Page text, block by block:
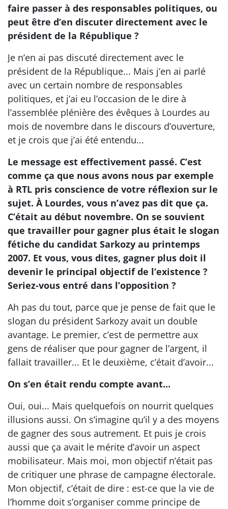
faire passer à des responsables politiques, ou
peut être d’en discuter directement avec le
président de la République ?
Je n’en ai pas discuté directement avec le
président de la République... Mais j’en ai parlé
avec un certain nombre de responsables
politiques, et j’ai eu l’occasion de le dire à
l’assemblée plénière des évêques à Lourdes au
mois de novembre dans le discours d’ouverture,
et je crois que j’ai été entendu...
Le message est effectivement passé. C’est
comme ça que nous avons nous par exemple
à RTL pris conscience de votre réflexion sur le
sujet. À Lourdes, vous n’avez pas dit que ça.
C’était au début novembre. On se souvient
que travailler pour gagner plus était le slogan
fétiche du candidat Sarkozy au printemps
2007. Et vous, vous dites, gagner plus doit il
devenir le principal objectif de l’existence ?
Seriez-vous entré dans l’opposition ?
Ah pas du tout, parce que je pense de fait que le
slogan du président Sarkozy avait un double
avantage. Le premier, c’est de permettre aux
gens de réaliser que pour gagner de l’argent, il
fallait travailler... Et le deuxième, c’était d’avoir...
On s’en était rendu compte avant...
Oui, oui... Mais quelquefois on nourrit quelques
illusions aussi. On s’imagine qu’il y a des moyens
de gagner des sous autrement. Et puis je crois
aussi que ça avait le mérite d’avoir un aspect
mobilisateur. Mais moi, mon objectif n’était pas
de critiquer une phrase de campagne électorale.
Mon objectif, c’était de dire : est-ce que la vie de
l’homme doit s’organiser comme principe de